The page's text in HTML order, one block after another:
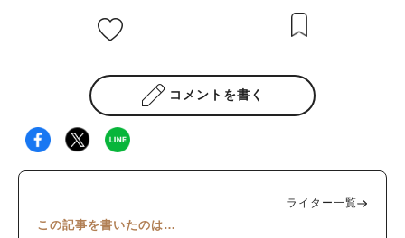
コメントを書く
ライター一覧
この記事を書いたのは…